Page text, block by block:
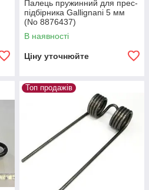
Палець пружинний для прес-
підбірника Gallignani 5 мм
(No 8876437)
В наявності
Ціну уточнюйте
Топ продажів